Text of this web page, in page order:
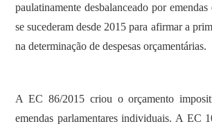
paulatinamente desbalanceado por
se sucederam desde 2015 para afirmar a
na determinação de despesas orçamentárias.
A EC 86/2015 criou o orçamento
emendas parlamentares individuais. A EC